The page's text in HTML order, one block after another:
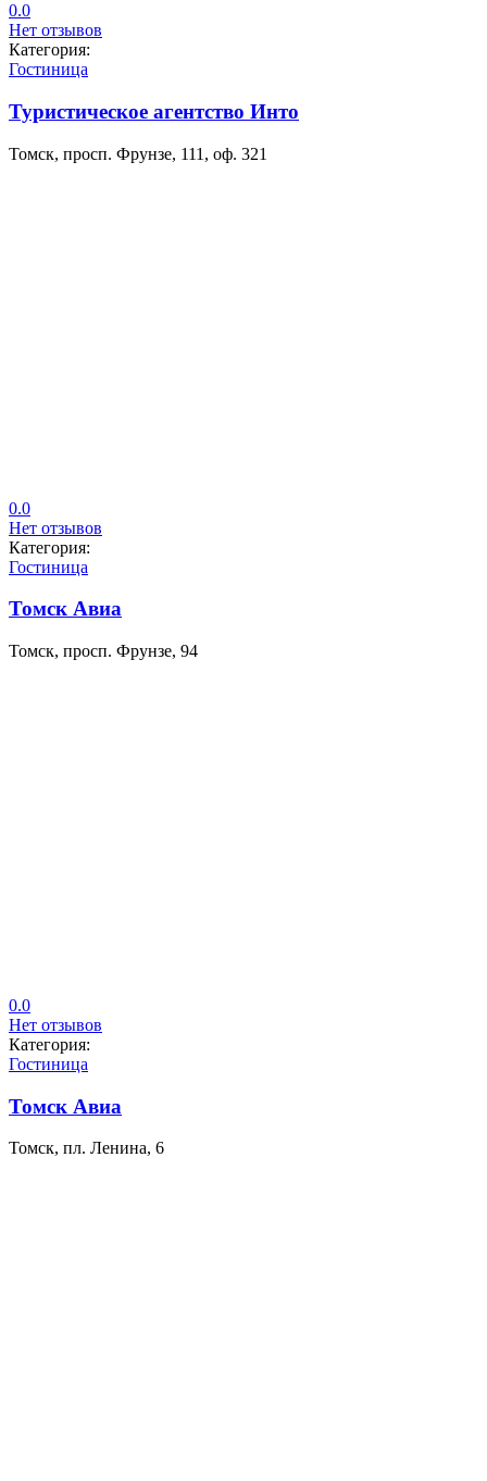
0.0
Нет отзывов
Категория:
Гостиница
Туристическое агентство Инто
Томск, просп. Фрунзе, 111, оф. 321
0.0
Нет отзывов
Категория:
Гостиница
Томск Авиа
Томск, просп. Фрунзе, 94
0.0
Нет отзывов
Категория:
Гостиница
Томск Авиа
Томск, пл. Ленина, 6